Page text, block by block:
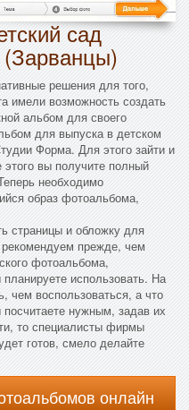
сад
(Зарванцы)
решения для того,
имели возможность создать
альбом для своего
для выпуска в детском
Форма. Для этого зайти и
этого вы получите полный
необходимо
образ фотоальбома,
страницы и обложку для
прежде, чем
фотоальбома,
использовать. На
чем воспользоваться, а что
нужным, задав их
то специалисты фирмы
готов, смело делайте
онлайн